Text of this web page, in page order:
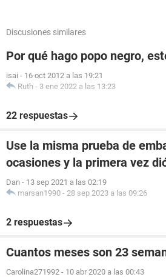
Discusiones similares
Por qué hago popo negro,
isai - 16 oct 2012 a las 19:21
Ruth - 3 ene 2022 a las 13:23
22 respuestas
Use la misma prueba de
ocasiones y la primera vez
Dan - 13 sep 2021 a las 02:19
marsan1990 - 28 sep 2023 a las 09:26
2 respuestas
Cuantos meses son 23
Carolina271992 - 10 abr 2020 a las 00:43